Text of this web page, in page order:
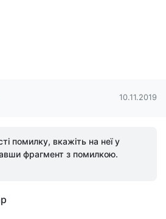
10.11.2019
помилку, вкажіть на неї у
фрагмент з помилкою.